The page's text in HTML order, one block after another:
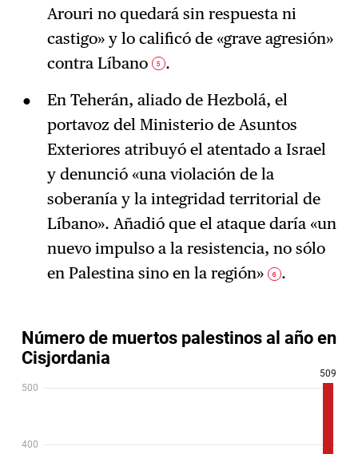
Arouri no quedará sin respuesta ni
castigo» y lo calificó de «grave agresión»
contra Líbano
5 .
En Teherán, aliado de Hezbolá, el
portavoz del Ministerio de Asuntos
Exteriores atribuyó el atentado a Israel
y denunció «una violación de la
soberanía y la integridad territorial de
Líbano». Añadió que el ataque daría «un
nuevo impulso a la resistencia, no sólo
en Palestina sino en la región»
6 .